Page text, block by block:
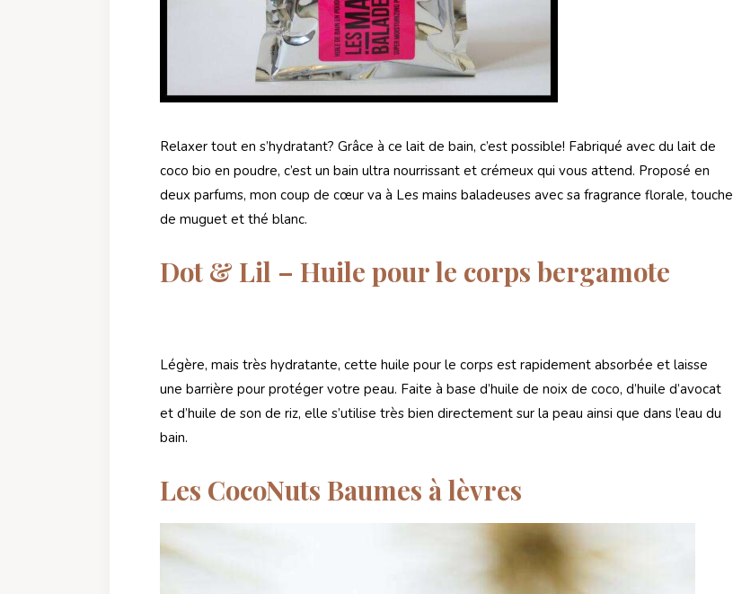
Relaxer tout en s’hydratant? Grâce à ce lait de bain, c’est possible! Fabriqué avec du lait de
coco bio en poudre, c’est un bain ultra nourrissant et crémeux qui vous attend. Proposé en
deux parfums, mon coup de cœur va à Les mains baladeuses avec sa fragrance florale, touche
de muguet et thé blanc.
Dot & Lil – Huile pour le corps bergamote
Légère, mais très hydratante, cette huile pour le corps est rapidement absorbée et laisse
une barrière pour protéger votre peau. Faite à base d’huile de noix de coco, d’huile d’avocat
et d’huile de son de riz, elle s’utilise très bien directement sur la peau ainsi que dans l’eau du
bain.
Les CocoNuts Baumes à lèvres